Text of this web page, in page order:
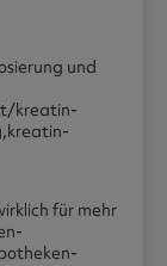
und
kreatin-
für mehr